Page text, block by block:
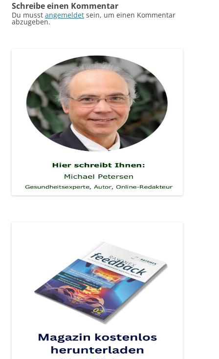
Schreibe einen Kommentar
Du musst angemeldet sein, um einen Kommentar
abzugeben.